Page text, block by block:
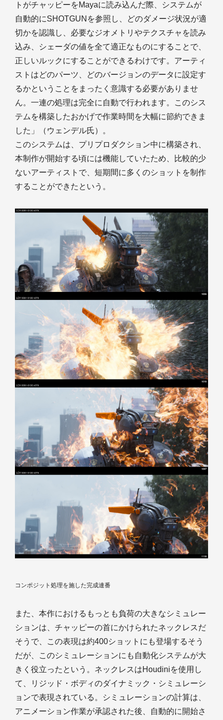
トがチャッピーをMayaに読み込んだ際、システムが
自動的にSHOTGUNを参照し、どのダメージ状況が適
切かを認識し、必要なジオメトリやテクスチャを読み
込み、シェーダの値を全て適正なものにすることで、
正しいルックにすることができるわけです。アーティ
ストはどのパーツ、どのバージョンのデータに設定す
るかということをまったく意識する必要がありませ
ん。一連の処理は完全に自動で行われます。このシス
テムを構築したおかげで作業時間を大幅に節約できま
した」（ウェンデル氏）。
このシステムは、プリプロダクション中に構築され、
本制作が開始する頃には機能していたため、比較的少
ないアーティストで、短期間に多くのショットを制作
することができたという。
コンポジット処理を施した完成連番
また、本作におけるもっとも負荷の大きなシミュレー
ションは、チャッピーの首にかけられたネックレスだ
そうで、この表現は約400ショットにも登場するそう
だが、このシミュレーションにも自動化システムが大
きく役立ったという。ネックレスはHoudiniを使用し
て、リジッド・ボディのダイナミック・シミュレーシ
ョンで表現されている。シミュレーションの計算は、
アニメーション作業が承認された後、自動的に開始さ